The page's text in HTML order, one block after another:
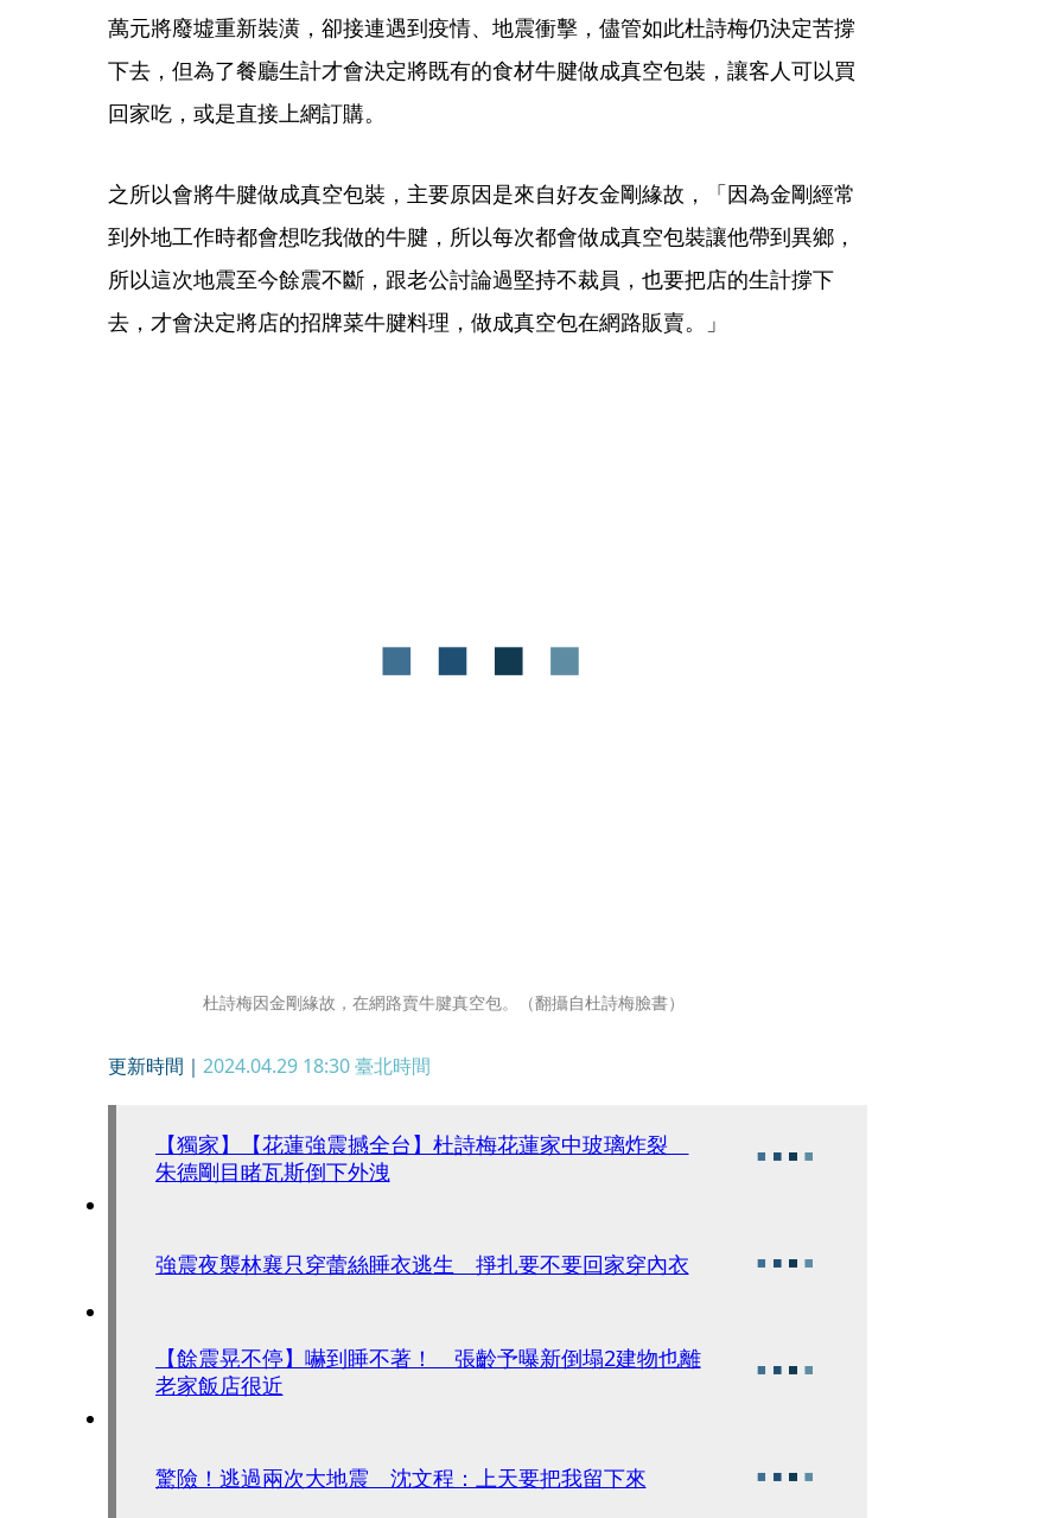
萬元將廢墟重新裝潢，卻接連遇到疫情、地震衝擊，儘管如此杜詩梅仍決定苦撐
下去，但為了餐廳生計才會決定將既有的食材牛腱做成真空包裝，讓客人可以買
回家吃，或是直接上網訂購。
之所以會將牛腱做成真空包裝，主要原因是來自好友金剛緣故，「因為金剛經常
到外地工作時都會想吃我做的牛腱，所以每次都會做成真空包裝讓他帶到異鄉，
所以這次地震至今餘震不斷，跟老公討論過堅持不裁員，也要把店的生計撐下
去，才會決定將店的招牌菜牛腱料理，做成真空包在網路販賣。」
杜詩梅因金剛緣故，在網路賣牛腱真空包。（翻攝自杜詩梅臉書）
更新時間｜ 2024.04.29 18:30臺北時間
【獨家】【花蓮強震撼全台】杜詩梅花蓮家中玻璃炸裂
朱德剛目睹瓦斯倒下外洩
強震夜襲林襄只穿蕾絲睡衣逃生 掙扎要不要回家穿內衣
【餘震晃不停】嚇到睡不著！ 張齡予曝新倒塌2建物也離
老家飯店很近
驚險！逃過兩次大地震 沈文程：上天要把我留下來